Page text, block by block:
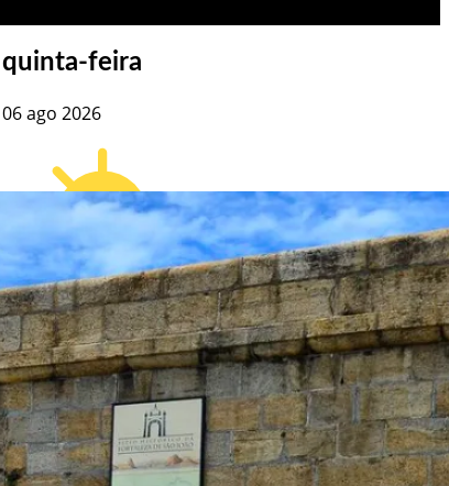
quinta-feira
06 ago 2026
33°